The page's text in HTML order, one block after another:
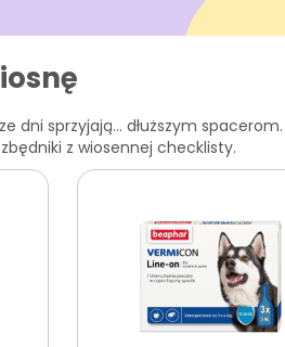
dni sprzyjają… dłuższym
z wiosennej checklisty.